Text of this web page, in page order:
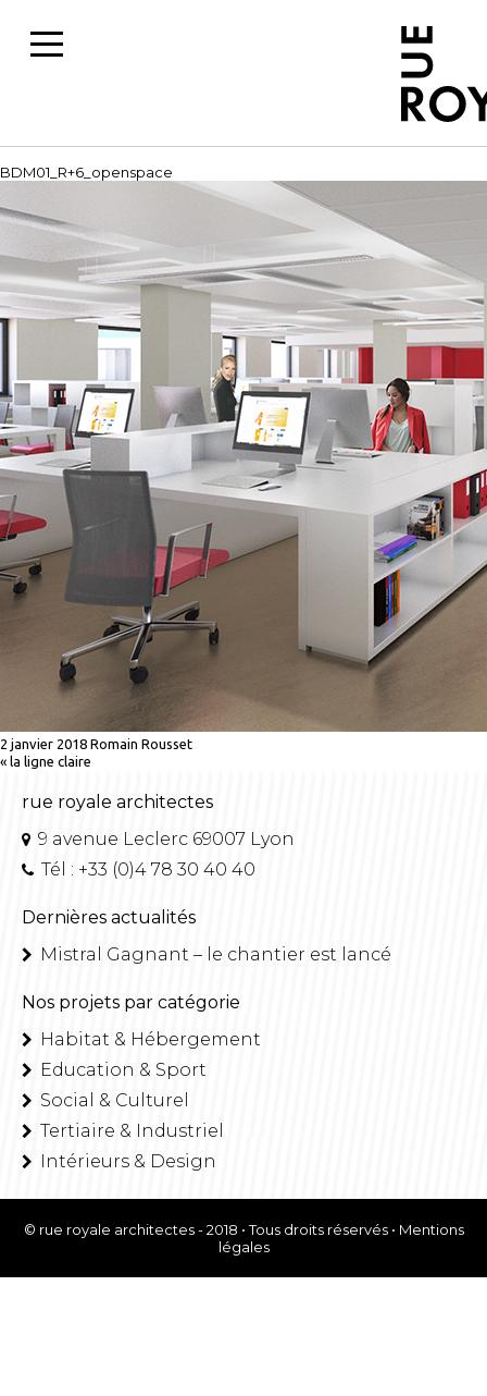
BDM01_R+6_openspace
2 janvier 2018 Romain Rousset
« la ligne claire
rue royale architectes
9 avenue Leclerc 69007 Lyon
Tél : +33 (0)4 78 30 40 40
Dernières actualités
Mistral Gagnant – le chantier est lancé
Nos projets par catégorie
Habitat & Hébergement
Education & Sport
Social & Culturel
Tertiaire & Industriel
Intérieurs & Design
© rue royale architectes - 2018 • Tous droits réservés • Mentions
légales